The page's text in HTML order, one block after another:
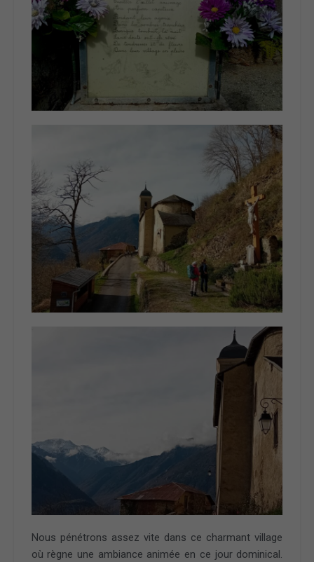
Nous pénétrons assez vite dans ce charmant village
où règne une ambiance animée en ce jour dominical.